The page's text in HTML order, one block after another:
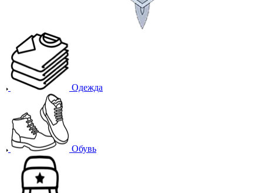
Одежда
Обувь